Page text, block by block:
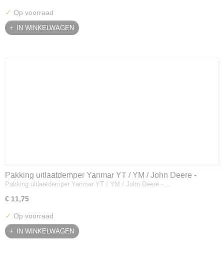
✓ Op voorraad
IN WINKELWAGEN
Pakking uitlaatdemper Yanmar YT / YM / John Deere -
128300-13230
Pakking uitlaatdemper Yanmar YT / YM / John Deere -…
€ 11,75
✓ Op voorraad
IN WINKELWAGEN